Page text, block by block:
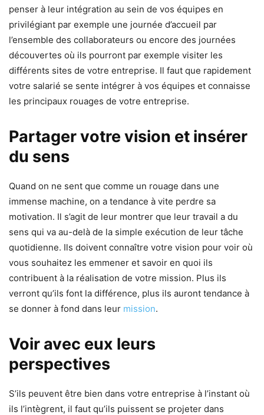
penser à leur intégration au sein de vos équipes en
privilégiant par exemple une journée d’accueil par
l’ensemble des collaborateurs ou encore des journées
découvertes où ils pourront par exemple visiter les
différents sites de votre entreprise. Il faut que rapidement
votre salarié se sente intégrer à vos équipes et connaisse
les principaux rouages de votre entreprise.
Partager votre vision et insérer
du sens
Quand on ne sent que comme un rouage dans une
immense machine, on a tendance à vite perdre sa
motivation. Il s’agit de leur montrer que leur travail a du
sens qui va au-delà de la simple exécution de leur tâche
quotidienne. Ils doivent connaître votre vision pour voir où
vous souhaitez les emmener et savoir en quoi ils
contribuent à la réalisation de votre mission. Plus ils
verront qu’ils font la différence, plus ils auront tendance à
se donner à fond dans leur mission.
Voir avec eux leurs
perspectives
S’ils peuvent être bien dans votre entreprise à l’instant où
ils l’intègrent, il faut qu’ils puissent se projeter dans